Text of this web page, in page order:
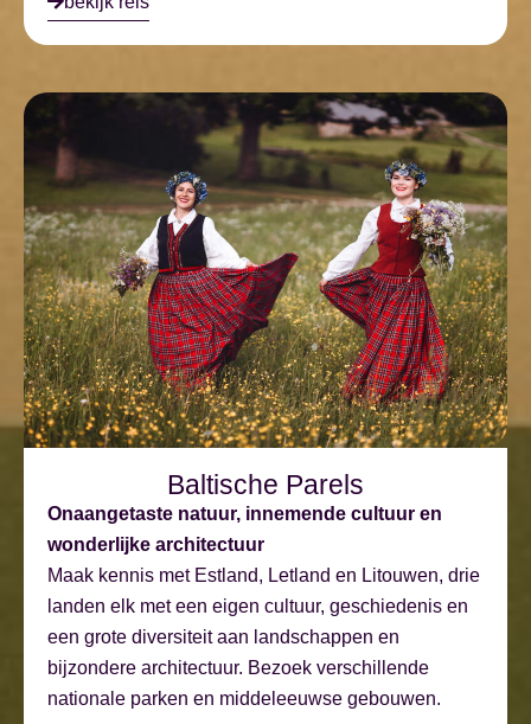
Baltische Parels
Onaangetaste natuur, innemende cultuur en
wonderlijke architectuur
Maak kennis met Estland, Letland en Litouwen, drie
landen elk met een eigen cultuur, geschiedenis en
een grote diversiteit aan landschappen en
bijzondere architectuur. Bezoek verschillende
nationale parken en middeleeuwse gebouwen.